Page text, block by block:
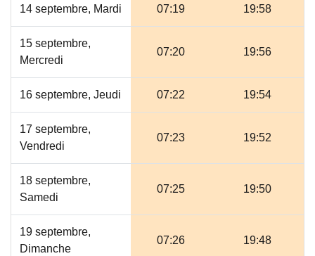
14 septembre, Mardi 07:19 19:58
15 septembre,
Mercredi
07:20 19:56
16 septembre, Jeudi 07:22 19:54
17 septembre,
Vendredi
07:23 19:52
18 septembre,
Samedi
07:25 19:50
19 septembre,
Dimanche
07:26 19:48